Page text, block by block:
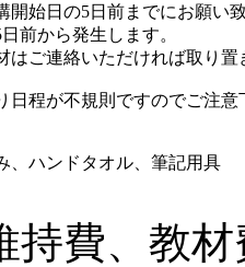
開始日の5日前までにお願い
前から発生します。
はご連絡いただければ取り置
日程が不規則ですのでご注意
、ハンドタオル、筆記用具
費、教